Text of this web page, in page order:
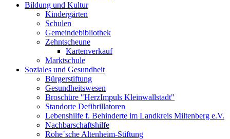
Bildung und Kultur
Kindergärten
Schulen
Gemeindebibliothek
Zehntscheune
Kartenverkauf
Marktschule
Soziales und Gesundheit
Bürgerstiftung
Gesundheitswesen
Broschüre "HerzImpuls Kleinwallstadt"
Standorte Defibrillatoren
Lebenshilfe f. Behinderte im Landkreis Miltenberg e.V.
Nachbarschaftshilfe
Rohe´sche Altenheim-Stiftung